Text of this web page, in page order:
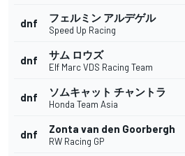
dnf フェルミン アルデゲル
Speed Up Racing
dnf サム ロウズ
Elf Marc VDS Racing Team
dnf ソムキャット チャントラ
Honda Team Asia
dnf Zonta van den Goorbergh
RW Racing GP